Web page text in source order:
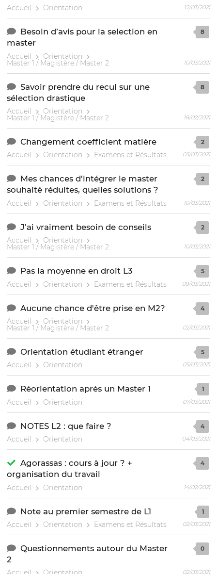
Accueil Orientation 12/03/2021
Besoin d’avis pour la selection en
master
Accueil Orientation
Master 1 / Magistère / Master 2
8
10/03/2021
Savoir prendre du recul sur une
sélection drastique
Accueil Orientation
Master 1 / Magistère / Master 2
8
18/02/2021
Changement coefficient matière
Accueil Orientation Examens et Résultats
2
05/03/2021
Mes chances d'intégrer le master
souhaité réduites, quelles solutions ?
Accueil Orientation Examens et Résultats
2
10/03/2021
J’ai vraiment besoin de conseils
Accueil Orientation
Master 1 / Magistère / Master 2
2
10/03/2021
Pas la moyenne en droit L3
Accueil Orientation Examens et Résultats
5
09/03/2021
Aucune chance d'être prise en M2?
Accueil Orientation
Master 1 / Magistère / Master 2
4
02/03/2021
Orientation étudiant étranger
Accueil Orientation
5
05/03/2021
Réorientation après un Master 1
Accueil Orientation
1
07/03/2021
NOTES L2 : que faire ?
Accueil Orientation
4
04/03/2021
Agorassas : cours à jour ? +
organisation du travail
Accueil Orientation
4
14/02/2021
Note au premier semestre de L1
Accueil Orientation Examens et Résultats
1
02/03/2021
Questionnements autour du Master
2
0
02/03/2021